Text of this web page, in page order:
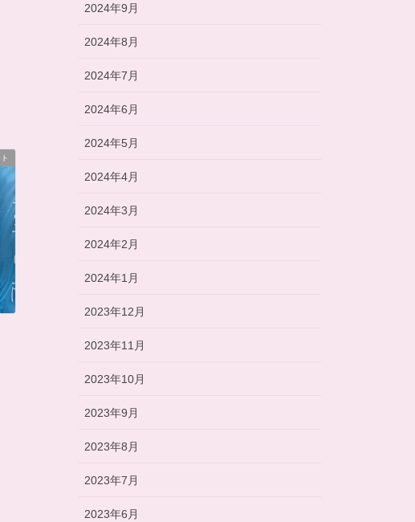
2024年9月
2024年8月
2024年7月
2024年6月
2024年5月
2024年4月
2024年3月
2024年2月
2024年1月
2023年12月
2023年11月
2023年10月
2023年9月
2023年8月
2023年7月
2023年6月